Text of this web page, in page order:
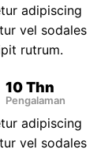
adipiscing
vel sodales
rutrum.
10 Thn
Pengalaman
adipiscing
vel sodales